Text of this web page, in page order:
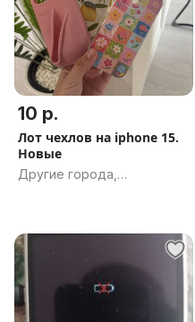
10 р.
Лот чехлов на iphone 15.
Новые
Другие города,